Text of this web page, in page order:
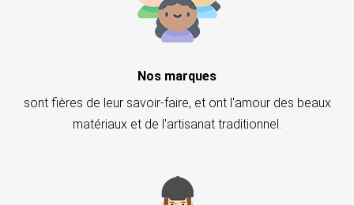
Nos marques
sont fières de leur savoir-faire, et ont l'amour des beaux
matériaux et de l'artisanat traditionnel.